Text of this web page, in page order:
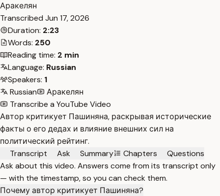
Аракелян
Transcribed Jun 17, 2026
Duration: 2:23
Words: 250
Reading time: 2 min
Language: Russian
Speakers: 1
Russian
Аракелян
Transcribe a YouTube Video
Автор критикует Пашиняна, раскрывая исторические
факты о его дедах и влияние внешних сил на
политический рейтинг.
Transcript
Ask Summary Chapters
Questions
Ask about this video. Answers come from its transcript only
— with the timestamp, so you can check them.
Почему автор критикует Пашиняна?